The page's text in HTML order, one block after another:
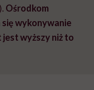
Ośrodkom
się wykonywanie
jest wyższy niż to